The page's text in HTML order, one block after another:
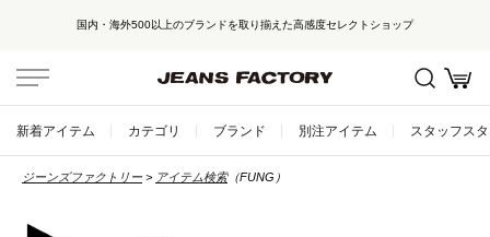
国内・海外500以上のブランドを取り揃えた高感度セレクトショップ
新着アイテム カテゴリ ブランド 別注アイテム スタッフス
ジーンズファクトリー アイテム検索（FUNG）